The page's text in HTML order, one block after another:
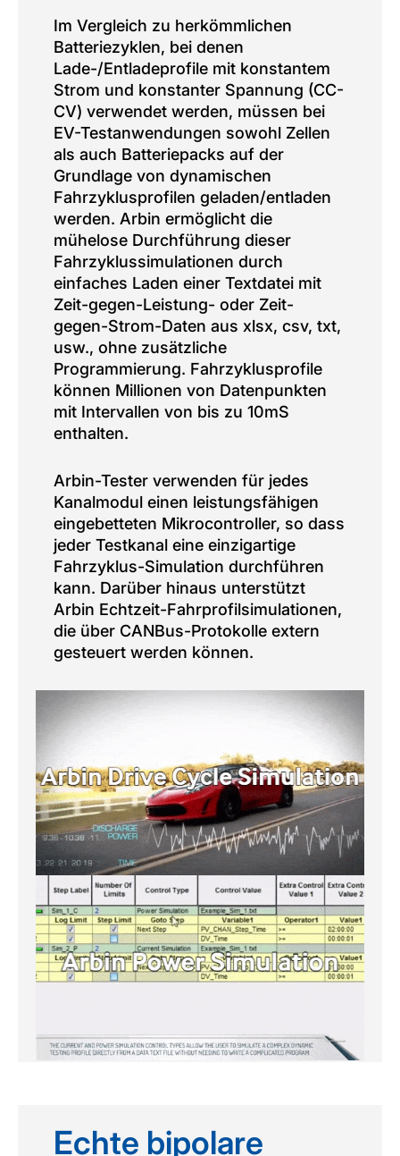
Im Vergleich zu herkömmlichen
Batteriezyklen, bei denen
Lade-/Entladeprofile mit konstantem
Strom und konstanter Spannung (CC-
CV) verwendet werden, müssen bei
EV-Testanwendungen sowohl Zellen
als auch Batteriepacks auf der
Grundlage von dynamischen
Fahrzyklusprofilen geladen/entladen
werden. Arbin ermöglicht die
mühelose Durchführung dieser
Fahrzyklussimulationen durch
einfaches Laden einer Textdatei mit
Zeit-gegen-Leistung- oder Zeit-
gegen-Strom-Daten aus xlsx, csv, txt,
usw., ohne zusätzliche
Programmierung. Fahrzyklusprofile
können Millionen von Datenpunkten
mit Intervallen von bis zu 10mS
enthalten.
Arbin-Tester verwenden für jedes
Kanalmodul einen leistungsfähigen
eingebetteten Mikrocontroller, so dass
jeder Testkanal eine einzigartige
Fahrzyklus-Simulation durchführen
kann. Darüber hinaus unterstützt
Arbin Echtzeit-Fahrprofilsimulationen,
die über CANBus-Protokolle extern
gesteuert werden können.
Echte bipolare